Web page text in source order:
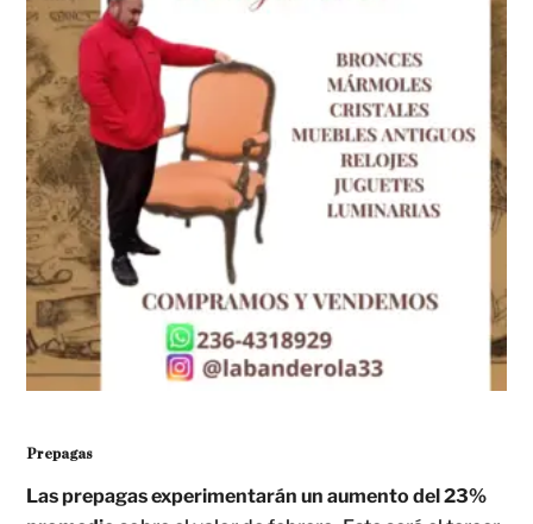
Prepagas
Las prepagas experimentarán un aumento del 23%